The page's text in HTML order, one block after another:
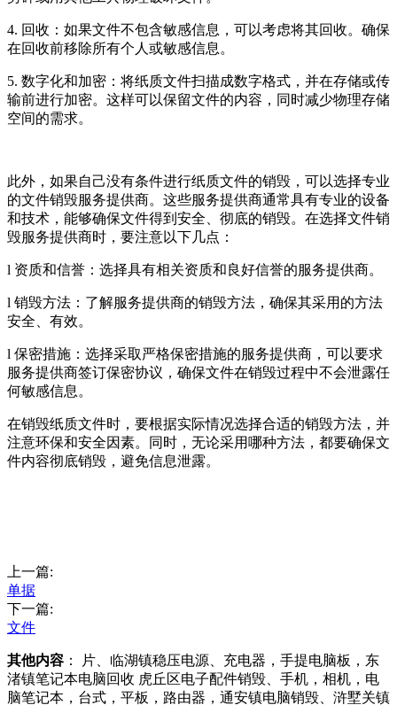
4. 回收：如果文件不包含敏感信息，可以考虑将其回收。确保
在回收前移除所有个人或敏感信息。
5. 数字化和加密：将纸质文件扫描成数字格式，并在存储或传
输前进行加密。这样可以保留文件的内容，同时减少物理存储
空间的需求。
此外，如果自己没有条件进行纸质文件的销毁，可以选择专业
的文件销毁服务提供商。这些服务提供商通常具有专业的设备
和技术，能够确保文件得到安全、彻底的销毁。在选择文件销
毁服务提供商时，要注意以下几点：
l 资质和信誉：选择具有相关资质和良好信誉的服务提供商。
l 销毁方法：了解服务提供商的销毁方法，确保其采用的方法
安全、有效。
l 保密措施：选择采取严格保密措施的服务提供商，可以要求
服务提供商签订保密协议，确保文件在销毁过程中不会泄露任
何敏感信息。
在销毁纸质文件时，要根据实际情况选择合适的销毁方法，并
注意环保和安全因素。同时，无论采用哪种方法，都要确保文
件内容彻底销毁，避免信息泄露。
上一篇:
单据
下一篇:
文件
其他内容 ： 片、临湖镇稳压电源、充电器，手提电脑板，东
渚镇笔记本电脑回收 虎丘区电子配件销毁、手机，相机，电
脑笔记本，台式，平板，路由器，通安镇电脑销毁、浒墅关镇